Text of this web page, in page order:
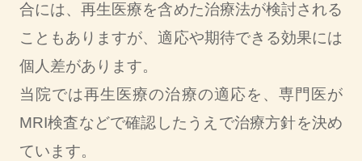
合には、再生医療を含めた治療法が検討される
こともありますが、適応や期待できる効果には
個人差があります。
当院では再生医療の治療の適応を、専門医が
MRI検査などで確認したうえで治療方針を決め
ています。